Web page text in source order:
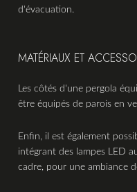
d'évacuation.
MATÉRIAUX ET
Les côtés d'une pergola
être équipés de parois en
Enfin, il est également
intégrant des lampes LED
cadre, pour une ambiance